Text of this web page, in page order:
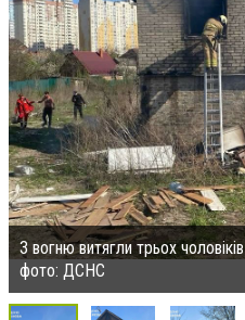
З вогню витягли трьох чоловіків
фото: ДСНС